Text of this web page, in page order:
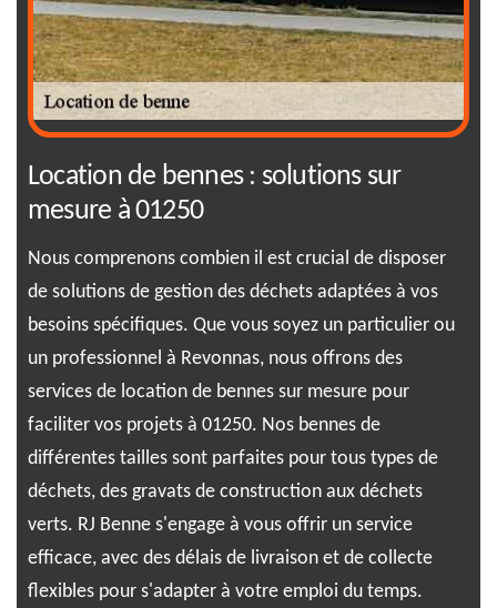
Location de bennes : solutions sur
mesure à 01250
Nous comprenons combien il est crucial de disposer
de solutions de gestion des déchets adaptées à vos
besoins spécifiques. Que vous soyez un particulier ou
un professionnel à Revonnas, nous offrons des
services de location de bennes sur mesure pour
faciliter vos projets à 01250. Nos bennes de
différentes tailles sont parfaites pour tous types de
déchets, des gravats de construction aux déchets
verts. RJ Benne s'engage à vous offrir un service
efficace, avec des délais de livraison et de collecte
flexibles pour s'adapter à votre emploi du temps.